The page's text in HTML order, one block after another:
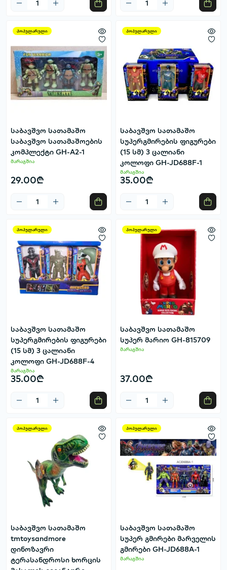
პოპულარული
საბავშვო სათამაშო
საბავშვო სათამაშოების
კომპლექტი GH-A2-1
მარაგშია
29.00₾
პოპულარული
საბავშვო სათამაშო
სუპერგმირების ფიგურები
(15 სმ) 3 ცალიანი
კოლოფი GH-JD688F-1
მარაგშია
35.00₾
პოპულარული
საბავშვო სათამაშო
სუპერგმირების ფიგურები
(15 სმ) 3 ცალიანი
კოლოფი GH-JD688F-4
მარაგშია
35.00₾
პოპულარული
საბავშვო სათამაშო
სუპერ მარიო GH-815709
მარაგშია
37.00₾
პოპულარული
საბავშვო სათამაშო
tmtoysandmore
დინოზავრი
ტერასანდროსი ხორცის
პოპულარული
საბავშვო სათამაშო
სუპერ გმირები მარველის
გმირები GH-JD688A-1
მარაგშია